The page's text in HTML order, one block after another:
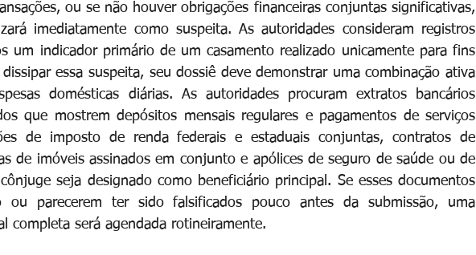
ou se não houver obrigações financeiras conjuntas significativas,
imediatamente como suspeita. As autoridades consideram registros
um indicador primário de um casamento realizado unicamente para fins
essa suspeita, seu dossiê deve demonstrar uma combinação ativa
domésticas diárias. As autoridades procuram extratos bancários
que mostrem depósitos mensais regulares e pagamentos de serviços
de imposto de renda federais e estaduais conjuntas, contratos de
de imóveis assinados em conjunto e apólices de seguro de saúde ou de
seja designado como beneficiário principal. Se esses documentos
ou parecerem ter sido falsificados pouco antes da submissão, uma
completa será agendada rotineiramente.